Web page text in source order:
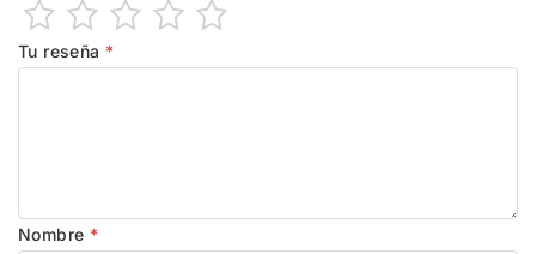
Tu reseña *
Nombre *